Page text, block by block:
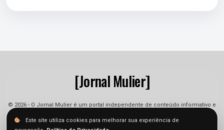
[Jornal Mulier]
© 2026 - O Jornal Mulier é um portal independente de conteúdo informativo e
jornalístico. As informações podem sofrer alterações.
Este site utiliza cookies para melhorar sua experiência de